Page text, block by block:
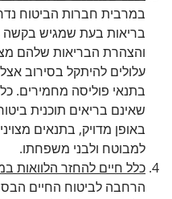
במרבית חברות הביטוח
בריאות בעת שמגיש בקשה
והצהרת הבריאות שלהם
עלולים להיתקל בסירוב
בתנאי פוליסה מחמירים.
שאינם בריאים תוכנית
באופן מדויק, בתנאים
למבוטח ולבני משפחתו.
כלל חיים להחזר הלוואות
הרחבה לביטוח החיים